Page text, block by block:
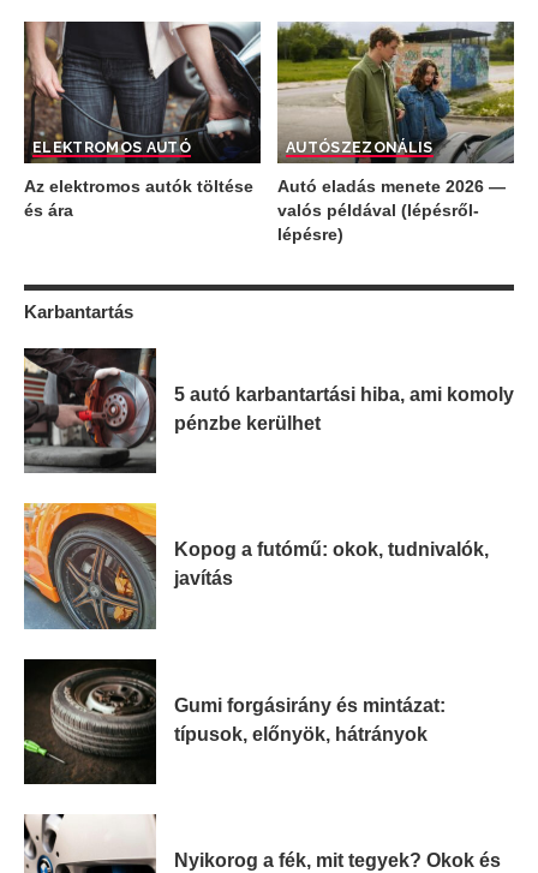
ELEKTROMOS AUTÓ
Az elektromos autók töltése
és ára
AUTÓSZEZONÁLIS
Autó eladás menete 2026 —
valós példával (lépésről-
lépésre)
Karbantartás
5 autó karbantartási hiba, ami komoly
pénzbe kerülhet
Kopog a futómű: okok, tudnivalók,
javítás
Gumi forgásirány és mintázat:
típusok, előnyök, hátrányok
Nyikorog a fék, mit tegyek? Okok és